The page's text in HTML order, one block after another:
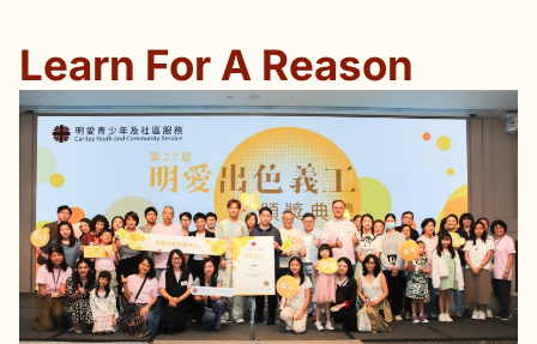
Learn For A Reason